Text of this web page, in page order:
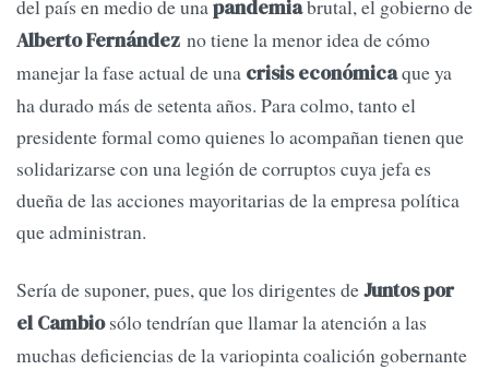
del país en medio de unapandemiabrutal, el gobierno de
Alberto Fernández no tiene la menor idea de cómo
manejar la fase actual de una crisis económicaque ya
ha durado más de setenta años. Para colmo, tanto el
presidente formal como quienes lo acompañan tienen que
solidarizarse con una legión de corruptos cuya jefa es
dueña de las acciones mayoritarias de la empresa política
que administran.
Sería de suponer, pues, que los dirigentes deJuntos por
el Cambiosólo tendrían que llamar la atención a las
muchas deficiencias de la variopinta coalición gobernante